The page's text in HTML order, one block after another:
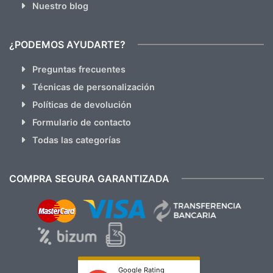
Nuestro blog
¿PODEMOS AYUDARTE?
Preguntas frecuentes
Técnicas de personalización
Políticas de devolución
Formulario de contacto
Todas las categorías
COMPRA SEGURA GARANTIZADA
Google Rating